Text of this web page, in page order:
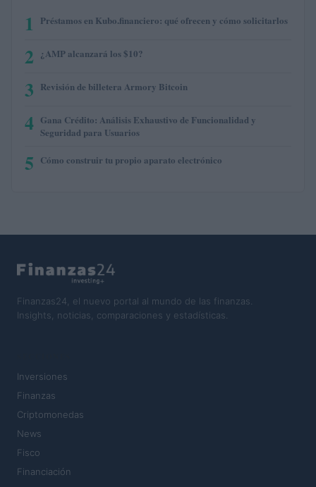
1 Préstamos en Kubo.financiero: qué ofrecen y cómo solicitarlos
2 ¿AMP alcanzará los $10?
3 Revisión de billetera Armory Bitcoin
4 Gana Crédito: Análisis Exhaustivo de Funcionalidad y
Seguridad para Usuarios
5 Cómo construir tu propio aparato electrónico
Finanzas24, el nuevo portal al mundo de las finanzas.
Insights, noticias, comparaciones y estadísticas.
Inversiones
Finanzas
Criptomonedas
News
Fisco
Financiación